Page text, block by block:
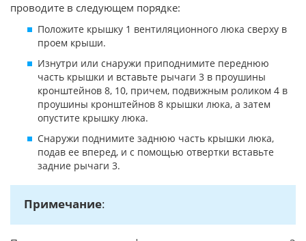
проводите в следующем порядке:
Положите крышку 1 вентиляционного люка сверху в
проем крыши.
Изнутри или снаружи приподнимите переднюю
часть крышки и вставьте рычаги 3 в проушины
кронштейнов 8, 10, причем, подвижным роликом 4 в
проушины кронштейнов 8 крышки люка, а затем
опустите крышку люка.
Снаружи поднимите заднюю часть крышки люка,
подав ее вперед, и с помощью отвертки вставьте
задние рычаги 3.
Примечание: